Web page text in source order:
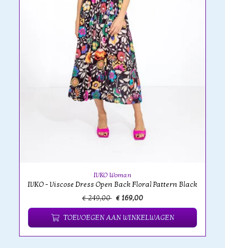
IVKO Woman
IVKO - Viscose Dress Open Back Floral Pattern Black
€ 249,00 € 169,00
TOEVOEGEN AAN WINKELWAGEN